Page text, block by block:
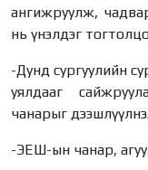
ангижруулж,
нь үнэлдэг
-Дунд сургуулийн
уялдааг
чанарыг
-ЭЕШ-ын чанар,